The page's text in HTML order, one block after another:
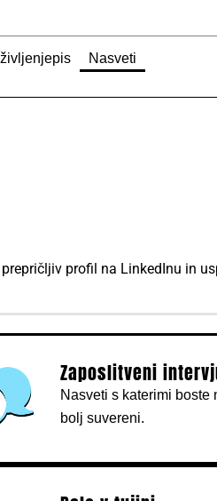
Nasveti
profil na LinkedInu in
Zaposlitveni
Nasveti s katerimi boste
bolj suvereni.